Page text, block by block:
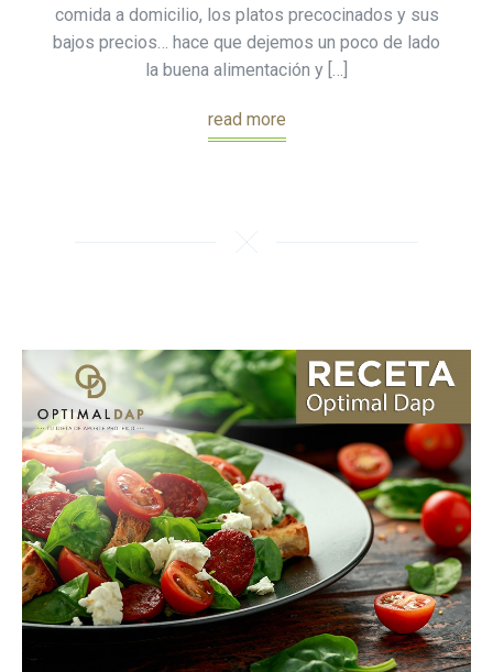
comida a domicilio, los platos precocinados y sus
bajos precios… hace que dejemos un poco de lado
la buena alimentación y […]
read more